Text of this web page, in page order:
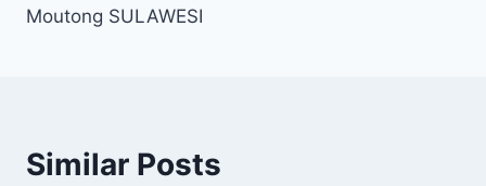
Moutong SULAWESI
Similar Posts